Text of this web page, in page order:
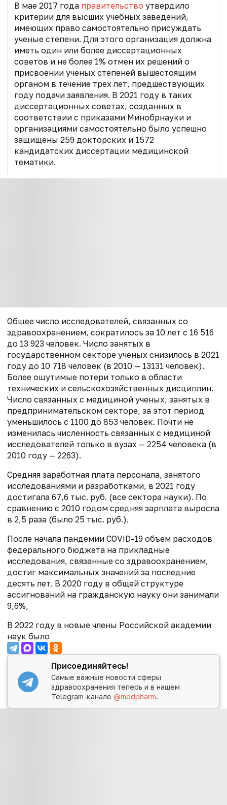
В мае 2017 года правительство утвердило
критерии для высших учебных заведений,
имеющих право самостоятельно присуждать
ученые степени. Для этого организация должна
иметь один или более диссертационных
советов и не более 1% отмен их решений о
присвоении ученых степеней вышестоящим
органом в течение трех лет, предшествующих
году подачи заявления. В 2021 году в таких
диссертационных советах, созданных в
соответствии с приказами Минобрнауки и
организациями самостоятельно было успешно
защищены 259 докторских и 1572
кандидатских диссертации медицинской
тематики.
Общее число исследователей, связанных со
здравоохранением, сократилось за 10 лет с 16 516
до 13 923 человек. Число занятых в
государственном секторе ученых снизилось в 2021
году до 10 718 человек (в 2010 — 13131 человек).
Более ощутимые потери только в области
технических и сельскохозяйственных дисциплин.
Число связанных с медициной ученых, занятых в
предпринимательском секторе, за этот период
уменьшилось с 1100 до 853 человек. Почти не
изменилась численность связанных с медициной
исследователей только в вузах — 2254 человека (в
2010 году — 2263).
Средняя заработная плата персонала, занятого
исследованиями и разработками, в 2021 году
достигала 67,6 тыс. руб. (все сектора науки). По
сравнению с 2010 годом средняя зарплата выросла
в 2,5 раза (было 25 тыс. руб.).
После начала пандемии COVID-19 объем расходов
федерального бюджета на прикладные
исследования, связанные со здравоохранением,
достиг максимальных значений за последние
десять лет. В 2020 году в общей структуре
ассигнований на гражданскую науку они занимали
9,6%,
В 2022 году в новые члены Российской академии
наук было
Присоединяйтесь!
Самые важные новости сферы
здравоохранения теперь и в нашем
Telegram-канале@medpharm.